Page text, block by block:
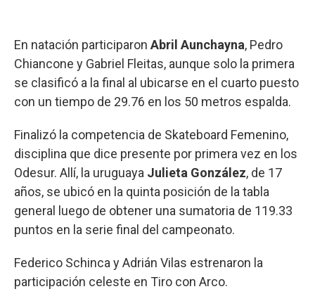
En natación participaron Abril Aunchayna, Pedro
Chiancone y Gabriel Fleitas, aunque solo la primera
se clasificó a la final al ubicarse en el cuarto puesto
con un tiempo de 29.76 en los 50 metros espalda.
Finalizó la competencia de Skateboard Femenino,
disciplina que dice presente por primera vez en los
Odesur. Allí, la uruguaya Julieta González, de 17
años, se ubicó en la quinta posición de la tabla
general luego de obtener una sumatoria de 119.33
puntos en la serie final del campeonato.
Federico Schinca y Adrián Vilas estrenaron la
participación celeste en Tiro con Arco.